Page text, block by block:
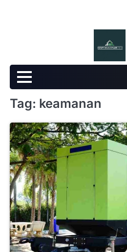
Tag: keamanan